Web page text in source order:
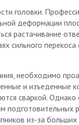
головки.
деформации
растачивание
сильного
необходимо
и изъеденные
сваркой.
из-за